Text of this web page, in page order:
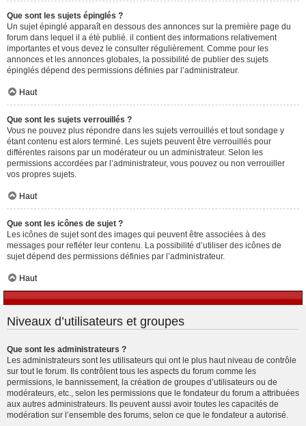
Que sont les sujets épinglés ?
Un sujet épinglé apparaît en dessous des annonces sur la première page du
forum dans lequel il a été publié. il contient des informations relativement
importantes et vous devez le consulter régulièrement. Comme pour les
annonces et les annonces globales, la possibilité de publier des sujets
épinglés dépend des permissions définies par l’administrateur.
Haut
Que sont les sujets verrouillés ?
Vous ne pouvez plus répondre dans les sujets verrouillés et tout sondage y
étant contenu est alors terminé. Les sujets peuvent être verrouillés pour
différentes raisons par un modérateur ou un administrateur. Selon les
permissions accordées par l’administrateur, vous pouvez ou non verrouiller
vos propres sujets.
Haut
Que sont les icônes de sujet ?
Les icônes de sujet sont des images qui peuvent être associées à des
messages pour refléter leur contenu. La possibilité d’utiliser des icônes de
sujet dépend des permissions définies par l’administrateur.
Haut
Niveaux d’utilisateurs et groupes
Que sont les administrateurs ?
Les administrateurs sont les utilisateurs qui ont le plus haut niveau de contrôle
sur tout le forum. Ils contrôlent tous les aspects du forum comme les
permissions, le bannissement, la création de groupes d’utilisateurs ou de
modérateurs, etc., selon les permissions que le fondateur du forum a attribuées
aux autres administrateurs. Ils peuvent aussi avoir toutes les capacités de
modération sur l’ensemble des forums, selon ce que le fondateur a autorisé.